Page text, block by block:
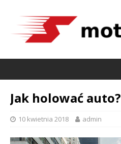
Jak holować auto?
10 kwietnia 2018 admin